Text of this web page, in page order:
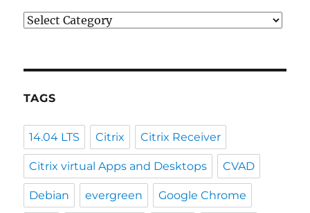
Categories
TAGS
14.04 LTS Citrix Citrix Receiver
Citrix virtual Apps and Desktops CVAD
Debian evergreen Google Chrome